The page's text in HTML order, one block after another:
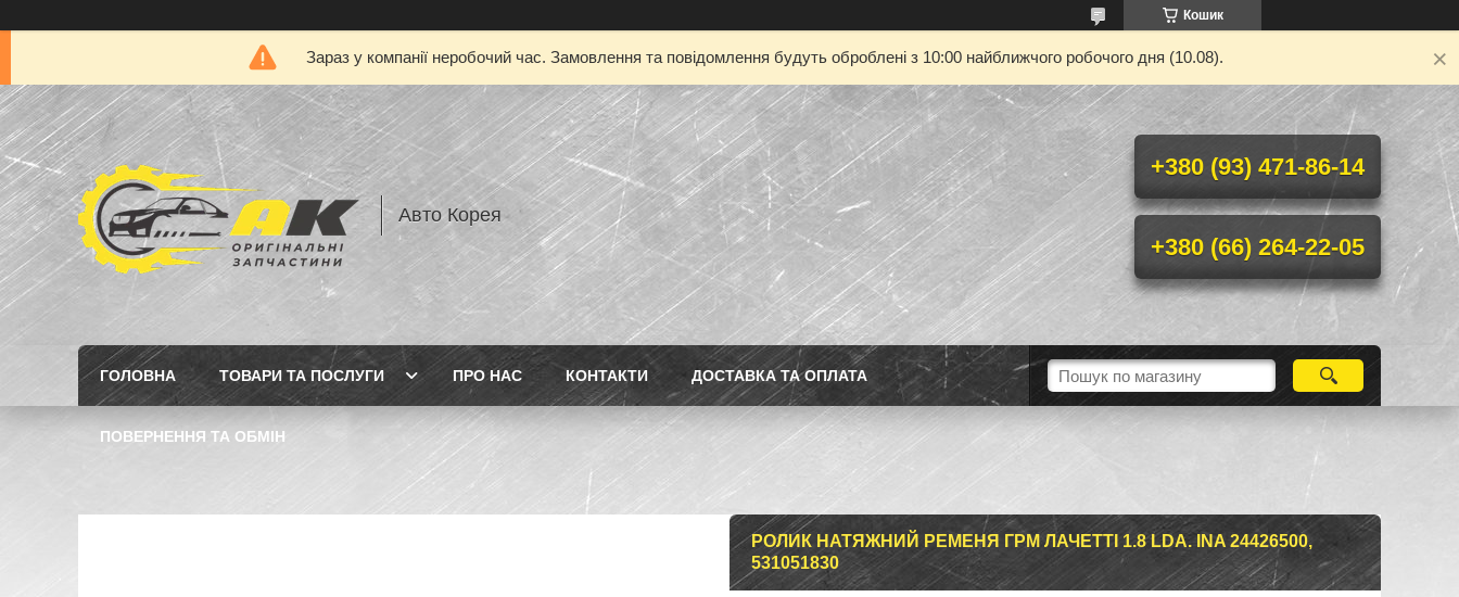
Кошик
Зараз у компанії неробочий час. Замовлення та повідомлення будуть оброблені з 10:00 найближчого робочого дня (10.08).
Авто Корея
+380 (93) 471-86-14
+380 (66) 264-22-05
ГОЛОВНА ТОВАРИ ТА ПОСЛУГИ ПРО НАС КОНТАКТИ ДОСТАВКА ТА ОПЛАТА
ПОВЕРНЕННЯ ТА ОБМІН
РОЛИК НАТЯЖНИЙ РЕМЕНЯ ГРМ ЛАЧЕТТІ 1.8 LDA. INA 24426500,
531051830